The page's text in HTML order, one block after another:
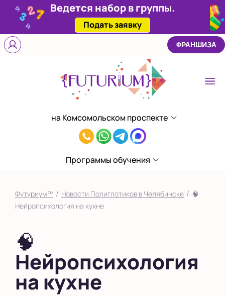
Ведется набор в группы.
Подать заявку
на Комсомольском проспекте
Выберите центр
на Комсомольском
проспекте
Показать на карте
8(908)577-
93
ФРАНШИЗА
Программы обучения
Футуриум™ / Новости Полиглотиков в Челябинске / 🧠
Нейропсихология на кухне
🧠
Нейропсихология
на кухне